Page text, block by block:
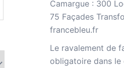
Camargue : 300
75 Façades
francebleu.fr
Le ravalement de
obligatoire dans le